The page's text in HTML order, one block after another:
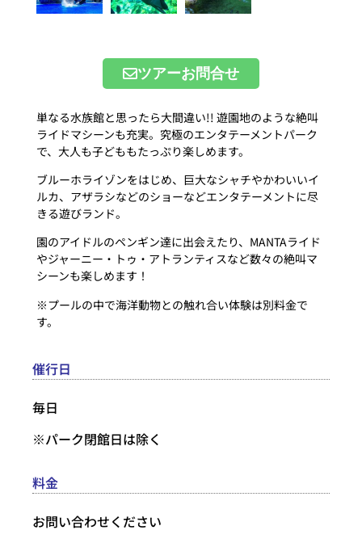
ツアーお問合せ
単なる水族館と思ったら大間違い!! 遊園地のような絶叫
ライドマシーンも充実。究極のエンタテーメントパーク
で、大人も子どももたっぷり楽しめます。
ブルーホライゾンをはじめ、巨大なシャチやかわいいイ
ルカ、アザラシなどのショーなどエンタテーメントに尽
きる遊びランド。
園のアイドルのペンギン達に出会えたり、MANTAライド
やジャーニー・トゥ・アトランティスなど数々の絶叫マ
シーンも楽しめます！
※プールの中で海洋動物との触れ合い体験は別料金で
す。
催行日
毎日
※パーク閉館日は除く
料金
お問い合わせください